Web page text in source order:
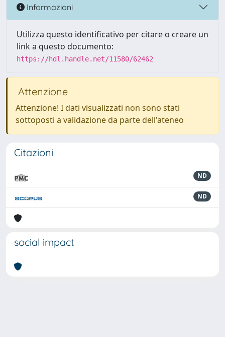
Informazioni
Utilizza questo identificativo per citare o creare un
link a questo documento:
https://hdl.handle.net/11580/62462
Attenzione
Attenzione! I dati visualizzati non sono stati
sottoposti a validazione da parte dell'ateneo
Citazioni
ND
ND
social impact